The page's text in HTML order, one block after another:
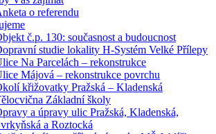
o referendu
č.p. 130: současnost a budoucnost
studie lokality H-Systém Velké Přílepy
Na Parcelách – rekonstrukce
Májová – rekonstrukce povrchu
křižovatky Pražská – Kladenská
Základní školy
a úpravy ulic Pražská, Kladenská,
a Roztocká